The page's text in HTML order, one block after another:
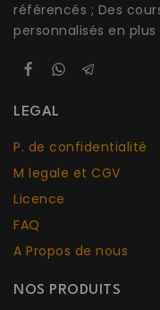
référencés ; Des
personnalisés en
LEGAL
P. de confidentialité
M legale et CGV
Licence
FAQ
A Propos de nous
NOS PRODUITS